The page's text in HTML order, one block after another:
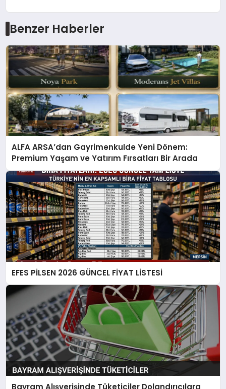
Benzer Haberler
ALFA ARSA’dan Gayrimenkulde Yeni Dönem:
Premium Yaşam ve Yatırım Fırsatları Bir Arada
EFES PİLSEN 2026 GÜNCEL FİYAT LİSTESİ
Bayram Alışverişinde Tüketiciler Dolandırıcılara